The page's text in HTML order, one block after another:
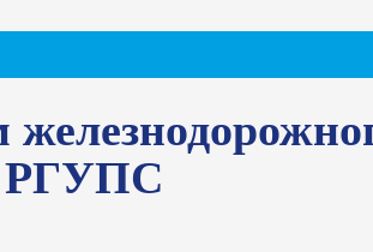
РГУПС